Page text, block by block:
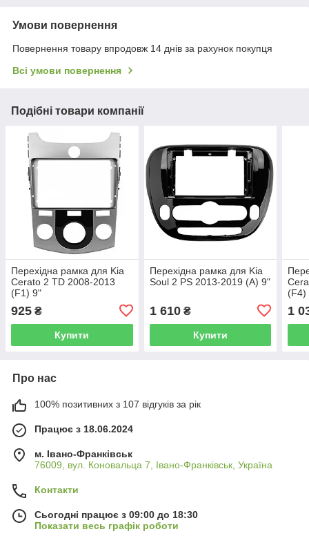
Умови повернення
Повернення товару впродовж 14 днів за рахунок покупця
Всі умови повернення
Подібні товари компанії
Перехідна рамка для Kia
Cerato 2 TD 2008-2013
(F1) 9"
925 ₴
Купити
Перехідна рамка для Kia
Soul 2 PS 2013-2019 (A) 9"
1 610₴
Купити
(F4)
1
Про нас
100% позитивних з 107 відгуків за рік
Працює з 18.06.2024
м. Івано-Франківськ
76009, вул. Коновальца 7, Івано-Франківськ, Україна
Контакти
Сьогодні працює з 09:00 до 18:30
Показати весь графік роботи